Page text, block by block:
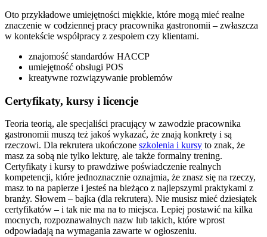
Oto przykładowe umiejętności miękkie, które mogą mieć realne
znaczenie w codziennej pracy pracownika gastronomii – zwłaszcza
w kontekście współpracy z zespołem czy klientami.
znajomość standardów HACCP
umiejętność obsługi POS
kreatywne rozwiązywanie problemów
Certyfikaty, kursy i licencje
Teoria teorią, ale specjaliści pracujący w zawodzie pracownika
gastronomii muszą też jakoś wykazać, że znają konkrety i są
rzeczowi. Dla rekrutera ukończone szkolenia i kursy to znak, że
masz za sobą nie tylko lekturę, ale także formalny trening.
Certyfikaty i kursy to prawdziwe poświadczenie realnych
kompetencji, które jednoznacznie oznajmia, że znasz się na rzeczy,
masz to na papierze i jesteś na bieżąco z najlepszymi praktykami z
branży. Słowem – bajka (dla rekrutera). Nie musisz mieć dziesiątek
certyfikatów – i tak nie ma na to miejsca. Lepiej postawić na kilka
mocnych, rozpoznawalnych nazw lub takich, które wprost
odpowiadają na wymagania zawarte w ogłoszeniu.